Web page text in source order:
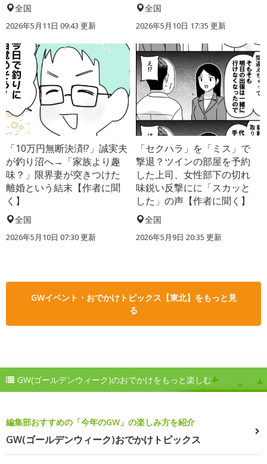
全国
2026年5月11日 09:43 更新
全国
2026年5月10日 17:35 更新
「10万円無断決済!?」誠実夫
が釣り沼へ→「家族より趣
味？」限界妻が突きつけた
離婚という結末【作者に聞
く】
全国
2026年5月10日 07:30 更新
「セクハラ」を「ミス」で
撃退？ツインの部屋を予約
した上司、女性部下の切れ
味鋭い反撃にに「スカッと
した」の声【作者に聞く】
全国
2026年5月9日 20:35 更新
GWイベント・おでかけトピックス【東北】をもっと見
る
GW(ゴールデンウィーク)のおでかけをもっと楽しむ
編集部おすすめの「今年のGW」の楽しみ方を紹介
GW(ゴールデンウィーク)おでかけトピックス